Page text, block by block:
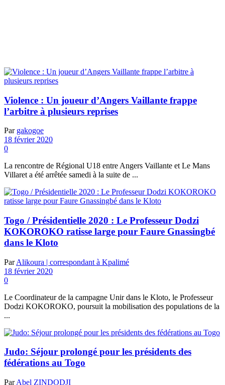
Violence : Un joueur d’Angers Vaillante frappe
l’arbitre à plusieurs reprises
Par gakogoe
18 février 2020
0
La rencontre de Régional U18 entre Angers Vaillante et Le Mans
Villaret a été arrêtée samedi à la suite de ...
Togo / Présidentielle 2020 : Le Professeur Dodzi
KOKOROKO ratisse large pour Faure Gnassingbé
dans le Kloto
Par Alikoura | correspondant à Kpalimé
18 février 2020
0
Le Coordinateur de la campagne Unir dans le Kloto, le Professeur
Dodzi KOKOROKO, poursuit la mobilisation des populations de la
...
Judo: Séjour prolongé pour les présidents des
fédérations au Togo
Par Abel ZINDODJI